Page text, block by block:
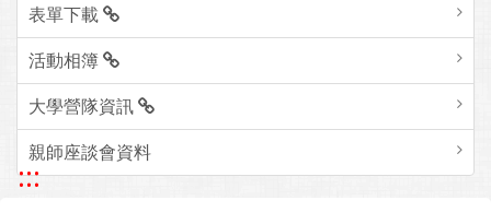
表單下載
活動相簿
大學營隊資訊
親師座談會資料
:::